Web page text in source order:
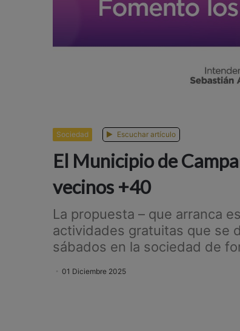
Sociedad Escuchar artículo
El Municipio de
vecinos +40
La propuesta – que arranca
actividades gratuitas que se
sábados en la sociedad de
01 Diciembre 2025